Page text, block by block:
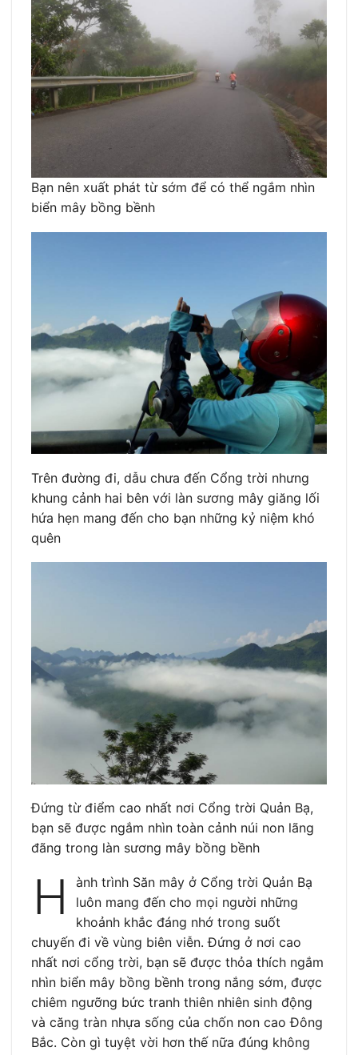
Bạn nên xuất phát từ sớm để có thể ngắm nhìn
biển mây bồng bềnh
Trên đường đi, dẫu chưa đến Cổng trời nhưng
khung cảnh hai bên với làn sương mây giăng lối
hứa hẹn mang đến cho bạn những kỷ niệm khó
quên
Đứng từ điểm cao nhất nơi Cổng trời Quản Bạ,
bạn sẽ được ngắm nhìn toàn cảnh núi non lãng
đãng trong làn sương mây bồng bềnh
H
ành trình Săn mây ở Cổng trời Quản Bạ
luôn mang đến cho mọi người những
khoảnh khắc đáng nhớ trong suốt
chuyến đi về vùng biên viễn. Đứng ở nơi cao
nhất nơi cổng trời, bạn sẽ được thỏa thích ngắm
nhìn biển mây bồng bềnh trong nắng sớm, được
chiêm ngưỡng bức tranh thiên nhiên sinh động
và căng tràn nhựa sống của chốn non cao Đông
Bắc. Còn gì tuyệt vời hơn thế nữa đúng không